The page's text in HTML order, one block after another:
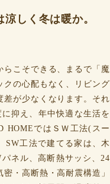
涼しく冬は暖か。
こそできる、まるで「魔
の心配もなく、リビング
差が少なくなります。それ
抑え、年中快適な生活を
HOMEではＳＷ工法(スー
SW工法で建てる家は、木
ネル、高断熱サッシ、24
・高断熱・高耐震構造」